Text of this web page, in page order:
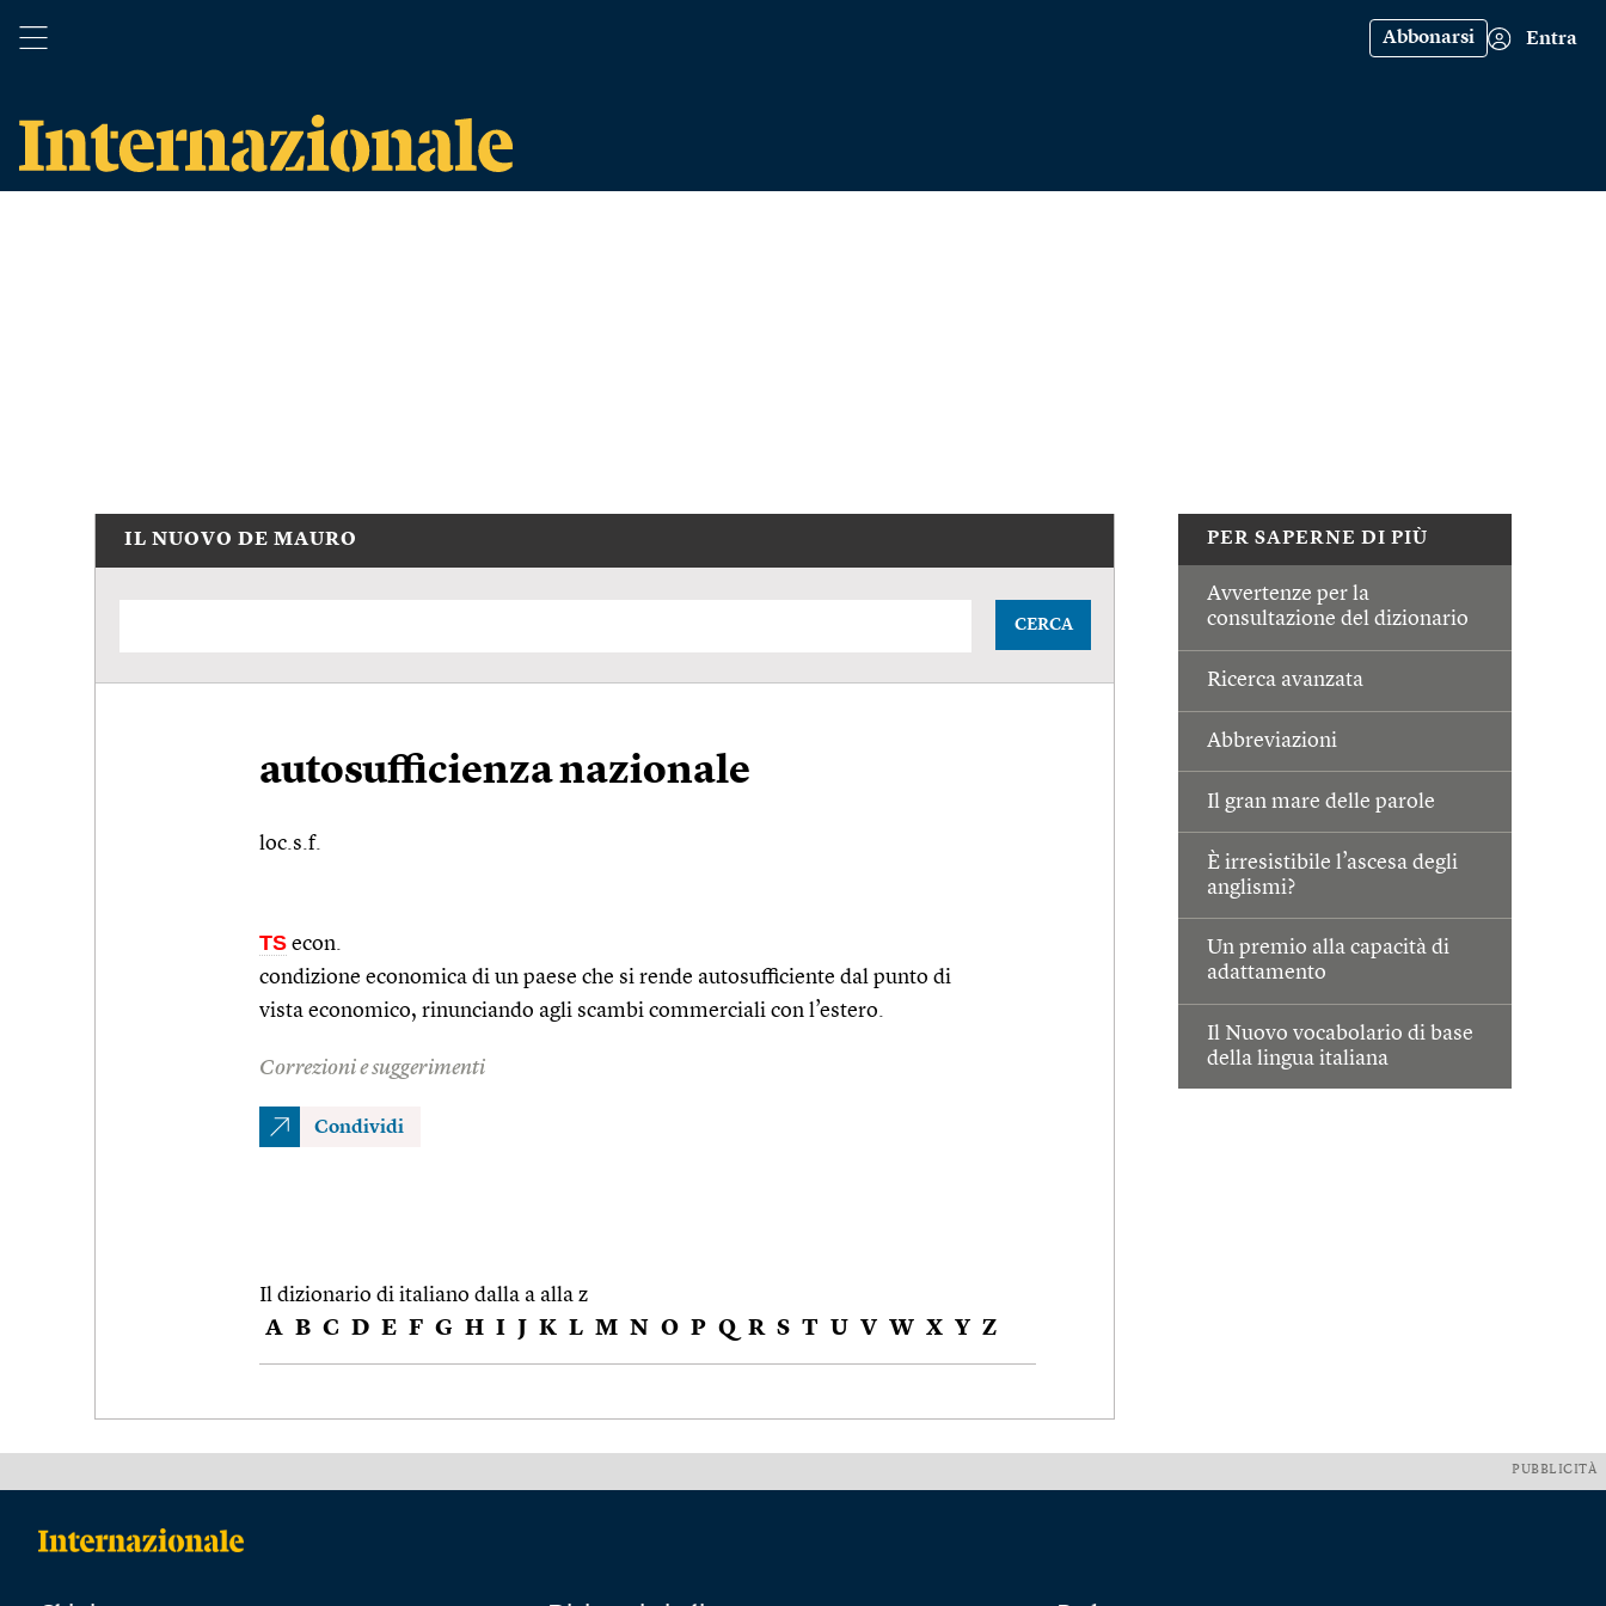
Abbonarsi Entra
PER SAPERNE DI PIÙ
Avvertenze per la
consultazione del dizionario
Ricerca avanzata
Abbreviazioni
Il gran mare delle parole
È irresistibile l’ascesa degli
anglismi?
Un premio alla capacità di
adattamento
Il Nuovo vocabolario di base
della lingua italiana
IL NUOVO DE MAURO
CERCA
autosufficienza nazionale
loc.s.f.
TS econ.
condizione economica di un paese che si rende autosufficiente dal punto di
vista economico, rinunciando agli scambi commerciali con l’estero.
Correzioni e suggerimenti
Condividi
Il dizionario di italiano dalla a alla z
A B C D E F G H I J K L M N O P Q R S T U V W X Y Z
PUBBLICITÀ